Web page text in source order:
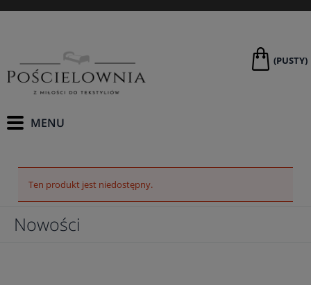
(PUSTY)
Ten produkt jest niedostępny.
Nowości